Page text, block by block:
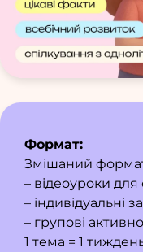
Формат:
Змішаний
– відеоуроки
– індивідуальні
– групові
1 тема = 1